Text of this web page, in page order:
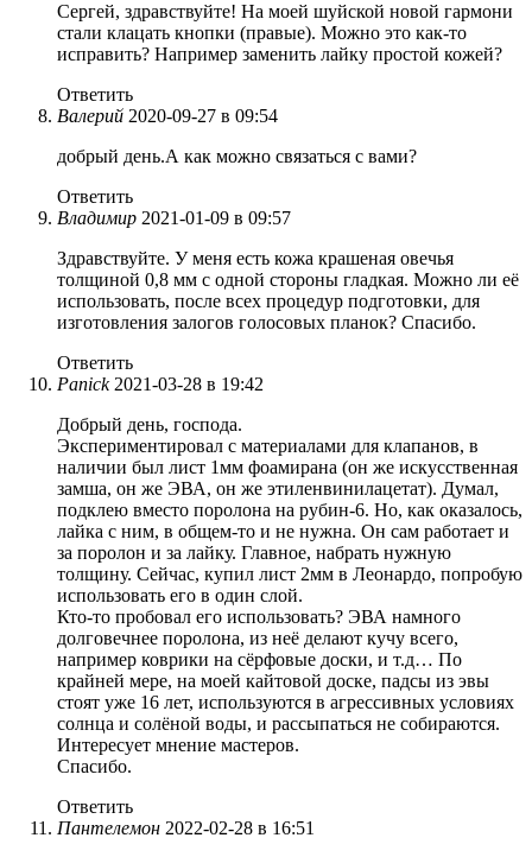
Сергей, здравствуйте! На моей шуйской новой гармони
стали клацать кнопки (правые). Можно это как-то
исправить? Например заменить лайку простой кожей?
Ответить
Валерий 2020-09-27 в 09:54
добрый день.А как можно связаться с вами?
Ответить
Владимир 2021-01-09 в 09:57
Здравствуйте. У меня есть кожа крашеная овечья
толщиной 0,8 мм с одной стороны гладкая. Можно ли её
использовать, после всех процедур подготовки, для
изготовления залогов голосовых планок? Спасибо.
Ответить
Panick 2021-03-28 в 19:42
Добрый день, господа.
Экспериментировал с материалами для клапанов, в
наличии был лист 1мм фоамирана (он же искусственная
замша, он же ЭВА, он же этиленвинилацетат). Думал,
подклею вместо поролона на рубин-6. Но, как оказалось,
лайка с ним, в общем-то и не нужна. Он сам работает и
за поролон и за лайку. Главное, набрать нужную
толщину. Сейчас, купил лист 2мм в Леонардо, попробую
использовать его в один слой.
Кто-то пробовал его использовать? ЭВА намного
долговечнее поролона, из неё делают кучу всего,
например коврики на сёрфовые доски, и т.д… По
крайней мере, на моей кайтовой доске, падсы из эвы
стоят уже 16 лет, используются в агрессивных условиях
солнца и солёной воды, и рассыпаться не собираются.
Интересует мнение мастеров.
Спасибо.
Ответить
Пантелемон 2022-02-28 в 16:51